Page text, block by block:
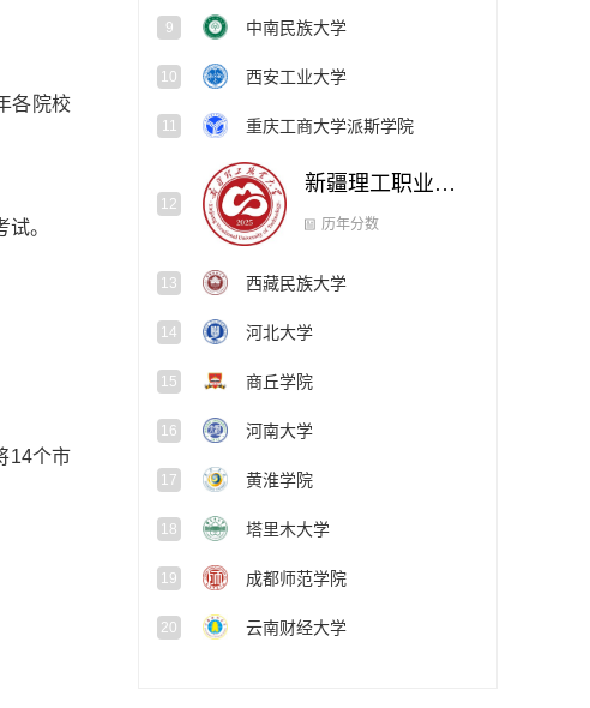
各院校
。
14个市
9 中南民族大学
10 西安工业大学
11 重庆工商大学派斯学院
新疆理工职业大学
西藏民族大学
历年分数
14 河北大学
15 商丘学院
16 河南大学
17 黄淮学院
18 塔里木大学
19 成都师范学院
20 云南财经大学